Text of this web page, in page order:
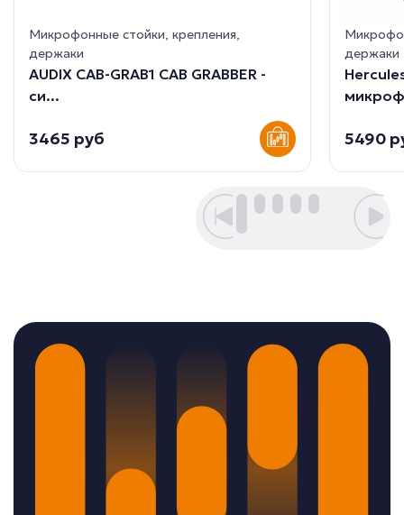
Микрофонные стойки, крепления,
держаки
AUDIX CAB-GRAB1 CAB GRABBER -
cи...
3465 руб
держаки
5490